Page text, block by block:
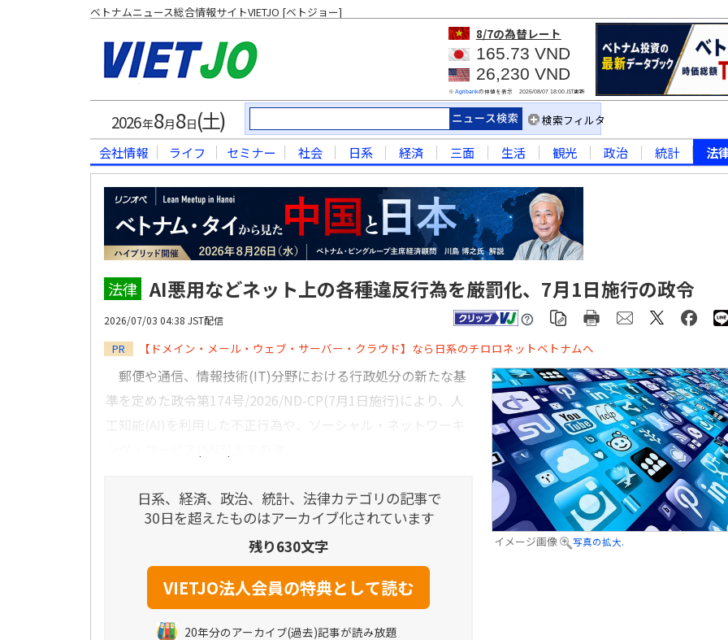
ベトナムニュース総合情報サイトVIETJO [ベトジョー]
8/7の為替レート
165.73 VND
26,230 VND
※ Agribankの仲値を表示 2026/08/07 18:00JST更新
2026年8月8日(土) 検索フィルタ
会社情報 ライフ セミナー 社会 日系 経済 三面 生活 観光 政治 統計 法
法律 AI悪用などネット上の各種違反行為を厳罰化、7月1日施行の政令
2026/07/03 04:38 JST配信
PR 【ドメイン・メール・ウェブ・サーバー・クラウド】なら日系のチロロネットベトナムへ
イメージ画像 写真の拡大.
郵便や通信、情報技術(IT)分野における行政処分の新たな基
準を定めた政令第174号/2026/ND-CP(7月1日施行)により、人
日系、経済、政治、統計、法律カテゴリの記事で
30日を超えたものはアーカイブ化されています
残り630文字
20年分のアーカイブ(過去)記事が読み放題